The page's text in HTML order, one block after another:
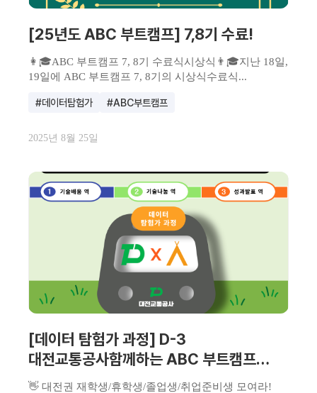
[25년도 ABC 부트캠프] 7,8기 수료!
👩🎓ABC 부트캠프 7, 8기 수료식시상식👨🎓지난 18일,
19일에 ABC 부트캠프 7, 8기의 시상식수료식...
#데이터탐험가 #ABC부트캠프
2025년 8월 25일
[데이터 탐험가 과정] D-3
대전교통공사함께하는 ABC 부트캠프
데이터 탐험가 과정 참여자 모집 (~5/31
👋 대전권 재학생/휴학생/졸업생/취업준비생 모여라!